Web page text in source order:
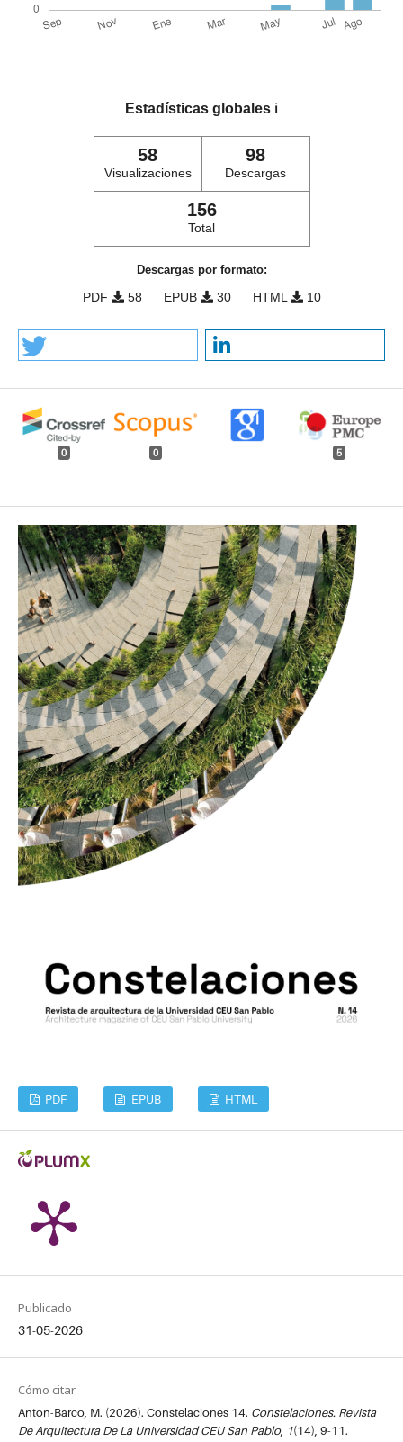
Estadísticas globales ℹ️
58
Visualizaciones
98
Descargas
156
Total
Descargas por formato:
PDF 58 EPUB 30 HTML 10
PDF EPUB HTML
Publicado
31-05-2026
Cómo citar
Anton-Barco, M. (2026). Constelaciones 14. Constelaciones. Revista
De Arquitectura De La Universidad CEU San Pablo, 1(14), 9-11.
0 0 5